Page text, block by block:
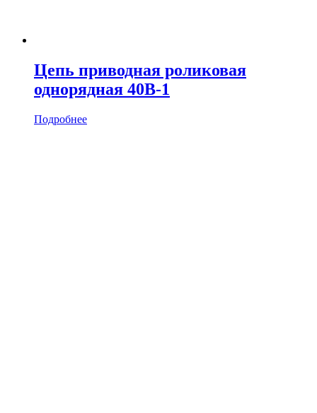
Цепь приводная роликовая
однорядная 40B-1
Подробнее